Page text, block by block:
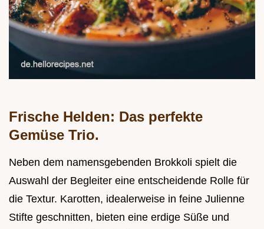
Frische Helden: Das perfekte
Gemüse Trio.
Neben dem namensgebenden Brokkoli spielt die
Auswahl der Begleiter eine entscheidende Rolle für
die Textur. Karotten, idealerweise in feine Julienne
Stifte geschnitten, bieten eine erdige Süße und